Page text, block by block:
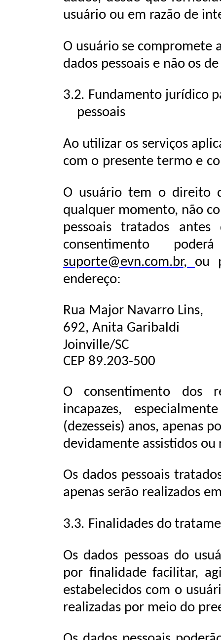
usuário ou em razão de
O usuário se compromete
dados pessoais e não os de
3.2. Fundamento jurídico
pessoais
Ao utilizar os serviços
com o presente termo e
O usuário tem o direito
qualquer momento, não
pessoais
tratados antes
consentimento
poderá
suporte@evn.com.br, ou
endereço:
Rua Major Navarro Lins,
692, Anita Garibaldi
Joinville/SC
CEP 89.203-500
O consentimento dos
incapazes,
especialmente
(dezesseis) anos, apenas
devidamente assistidos ou
Os dados pessoais
apenas serão realizados
3.3. Finalidades do
Os dados pessoas do
por finalidade facilitar,
estabelecidos com o
realizadas por meio do